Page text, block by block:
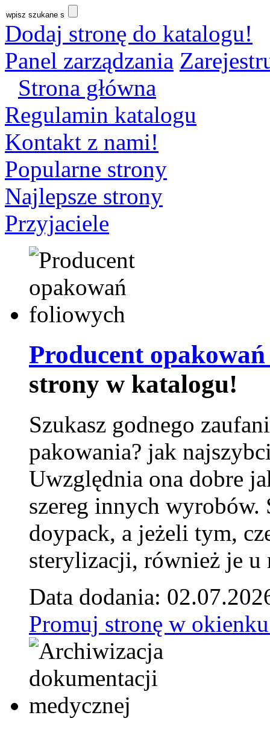
Dodaj stronę do katalogu!
Panel zarządzania
Strona główna
Regulamin katalogu
Kontakt z nami!
Popularne strony
Najlepsze strony
Przyjaciele
Producent
strony w katalogu!
Szukasz godnego
pakowania? jak
Uwzględnia ona dobre
szereg innych
doypack, a jeżeli tym,
sterylizacji, również je u
Data dodania:
Promuj stronę w